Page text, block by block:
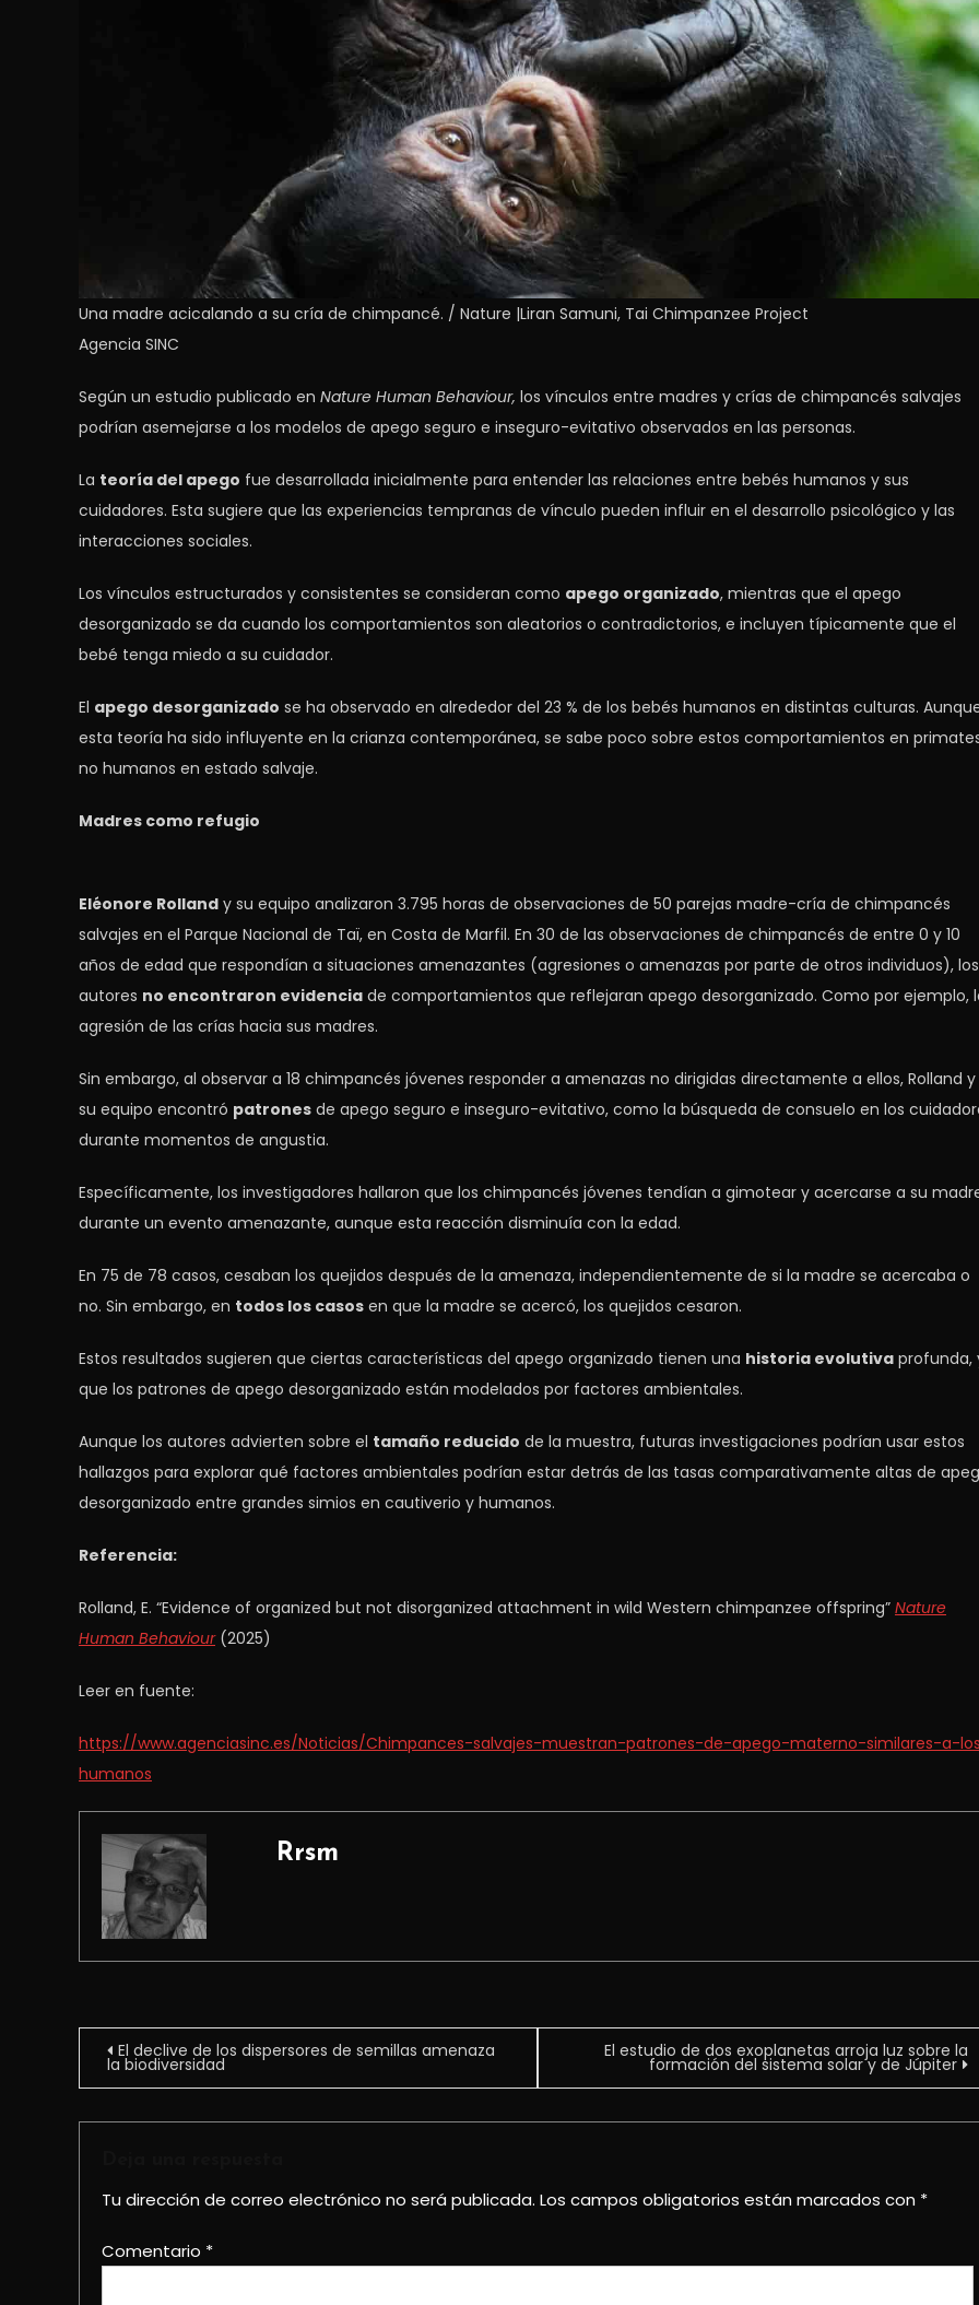
Una madre acicalando a su cría de chimpancé. / Nature |Liran Samuni, Tai Chimpanzee Project
Agencia SINC
Según un estudio publicado en Nature Human Behaviour, los vínculos entre madres y crías de chimpancés salvajes
podrían asemejarse a los modelos de apego seguro e inseguro-evitativo observados en las personas.
La teoría del apego fue desarrollada inicialmente para entender las relaciones entre bebés humanos y sus
cuidadores. Esta sugiere que las experiencias tempranas de vínculo pueden influir en el desarrollo psicológico y las
interacciones sociales.
Los vínculos estructurados y consistentes se consideran como apego organizado, mientras que el apego
desorganizado se da cuando los comportamientos son aleatorios o contradictorios, e incluyen típicamente que el
bebé tenga miedo a su cuidador.
El apego desorganizado se ha observado en alrededor del 23 % de los bebés humanos en distintas culturas.
esta teoría ha sido influyente en la crianza contemporánea, se sabe poco sobre estos comportamientos en
no humanos en estado salvaje.
Madres como refugio
Eléonore Rolland y su equipo analizaron 3.795 horas de observaciones de 50 parejas madre-cría de chimpancés
salvajes en el Parque Nacional de Taï, en Costa de Marfil. En 30 de las observaciones de chimpancés de entre 0 y 10
años de edad que respondían a situaciones amenazantes (agresiones o amenazas por parte de otros individuos), los
autores no encontraron evidencia de comportamientos que reflejaran apego desorganizado. Como por ejemplo,
agresión de las crías hacia sus madres.
Sin embargo, al observar a 18 chimpancés jóvenes responder a amenazas no dirigidas directamente a ellos, Rolland y
su equipo encontró patrones de apego seguro e inseguro-evitativo, como la búsqueda de consuelo en los
durante momentos de angustia.
Específicamente, los investigadores hallaron que los chimpancés jóvenes tendían a gimotear y acercarse a su
durante un evento amenazante, aunque esta reacción disminuía con la edad.
En 75 de 78 casos, cesaban los quejidos después de la amenaza, independientemente de si la madre se acercaba o
no. Sin embargo, en todos los casos en que la madre se acercó, los quejidos cesaron.
Estos resultados sugieren que ciertas características del apego organizado tienen una historia evolutiva profunda,
que los patrones de apego desorganizado están modelados por factores ambientales.
Aunque los autores advierten sobre el tamaño reducido de la muestra, futuras investigaciones podrían usar estos
hallazgos para explorar qué factores ambientales podrían estar detrás de las tasas comparativamente altas de
desorganizado entre grandes simios en cautiverio y humanos.
Referencia:
Rolland, E. “Evidence of organized but not disorganized attachment in wild Western chimpanzee offspring” Nature
Human Behaviour(2025)
Leer en fuente:
https://www.agenciasinc.es/Noticias/Chimpances-salvajes-muestran-patrones-de-apego-materno-similares-a-
humanos
Rrsm
Navegación
de
El declive de los dispersores de semillas amenaza
la biodiversidad
El estudio de dos exoplanetas arroja luz sobre la
formación del sistema solar y de Júpiter
Tu dirección de correo electrónico no será publicada. Los campos obligatorios están marcados con *
Comentario *